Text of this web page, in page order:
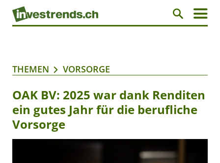
THEMEN VORSORGE
OAK BV: 2025 war dank Renditen
ein gutes Jahr für die berufliche
Vorsorge